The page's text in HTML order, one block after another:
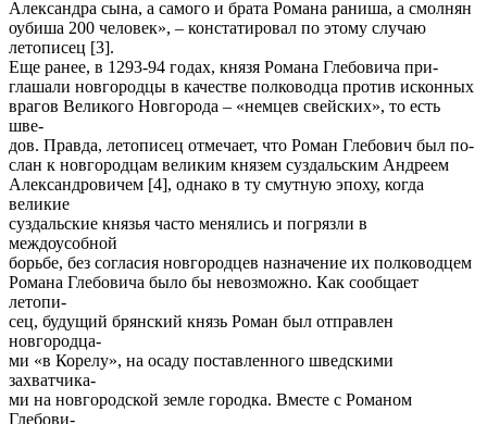
Александра сына, а самого и брата Романа раниша, а смолнян
оубиша 200 человек», – констатировал по этому случаю
летописец [3].
Еще ранее, в 1293-94 годах, князя Романа Глебовича при-
глашали новгородцы в качестве полководца против исконных
врагов Великого Новгорода – «немцев свейских», то есть
шве-
дов. Правда, летописец отмечает, что Роман Глебович был по-
слан к новгородцам великим князем суздальским Андреем
Александровичем [4], однако в ту смутную эпоху, когда
великие
суздальские князья часто менялись и погрязли в
междоусобной
борьбе, без согласия новгородцев назначение их полководцем
Романа Глебовича было бы невозможно. Как сообщает
летопи-
сец, будущий брянский князь Роман был отправлен
новгородца-
ми «в Корелу», на осаду поставленного шведскими
захватчика-
ми на новгородской земле городка. Вместе с Романом
Глебови-